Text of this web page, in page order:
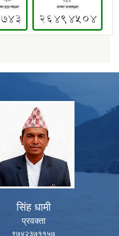
सिंह धामी
प्रवक्ता
९७४२३७११५७